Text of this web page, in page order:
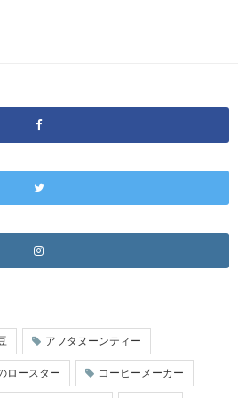
アフタヌーンティー
ロースター コーヒーメーカー